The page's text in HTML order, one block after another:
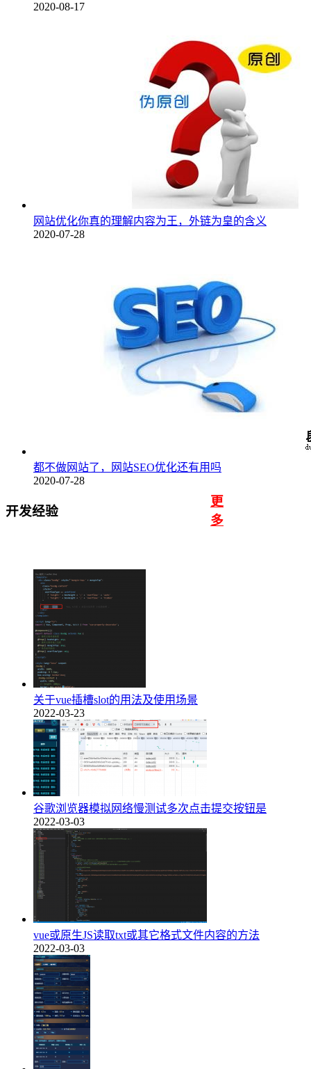
2020-08-17
网站优化你真的理解内容为王，外链为皇的含义
2020-07-28
都不做网站了，网站SEO优化还有用吗
2020-07-28
开发经验
更
多
关于vue插槽slot的用法及使用场景
2022-03-23
谷歌浏览器模拟网络慢测试多次点击提交按钮是
2022-03-03
vue或原生JS读取txt或其它格式文件内容的方法
2022-03-03